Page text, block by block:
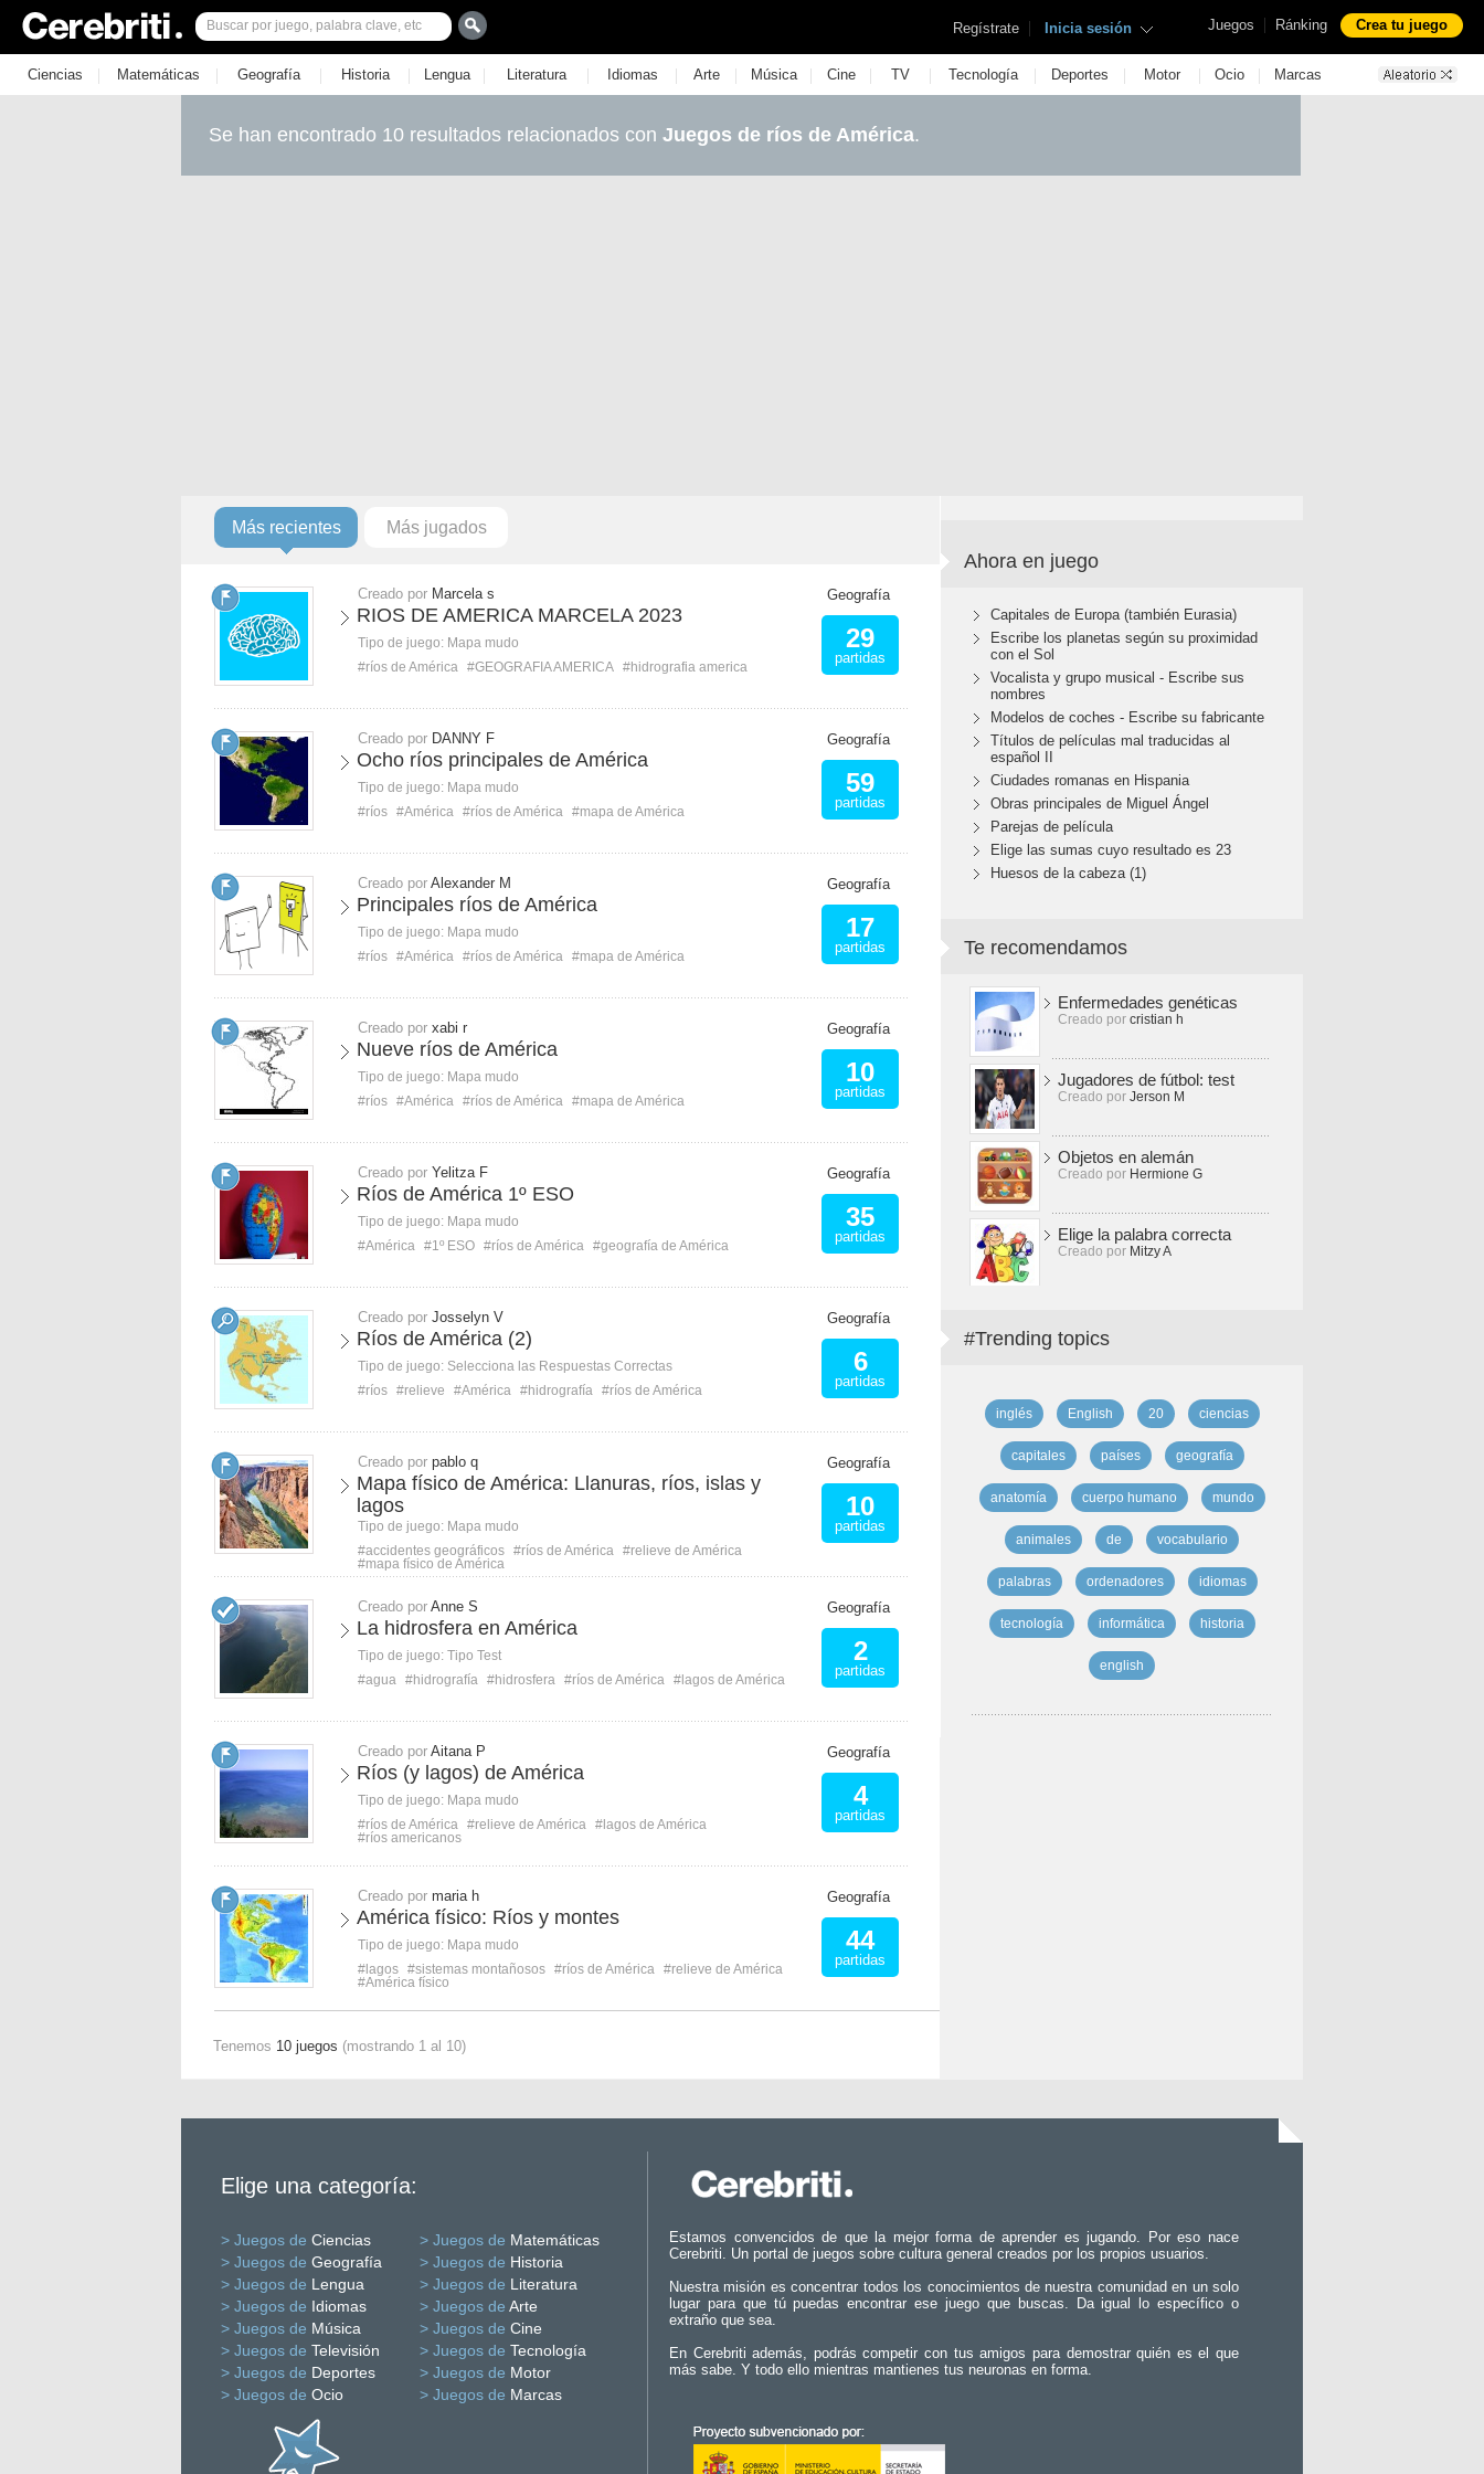
Juegos | Ránking Crea tu juego
Regístrate | Inicia sesión
Ciencias | Matemáticas | Geografía | Historia | Lengua | Literatura | Idiomas | Arte | Música | Cine | TV | Tecnología | Deportes | Motor | Ocio | Marcas
Se han encontrado 10 resultados relacionados con Juegos de ríos de América.
Más recientes Más jugados
Creado por Marcela s
RIOS DE AMERICA MARCELA 2023
Tipo de juego: Mapa mudo
#ríos de América #GEOGRAFIA AMERICA #hidrografia america
Geografía
29
partidas
Creado por DANNY F
Ocho ríos principales de América
Tipo de juego: Mapa mudo
#ríos #América #ríos de América #mapa de América
Geografía
59
partidas
Creado por Alexander M
Principales ríos de América
Tipo de juego: Mapa mudo
#ríos #América #ríos de América #mapa de América
Geografía
17
partidas
Creado por xabi r
Nueve ríos de América
Tipo de juego: Mapa mudo
#ríos #América #ríos de América #mapa de América
Geografía
10
partidas
Creado por Yelitza F
Ríos de América 1º ESO
Tipo de juego: Mapa mudo
#América #1º ESO #ríos de América #geografía de América
Geografía
35
partidas
Creado por Josselyn V
Ríos de América (2)
Tipo de juego: Selecciona las Respuestas Correctas
#ríos #relieve #América #hidrografía #ríos de América
Geografía
6
partidas
Creado por pablo q
Mapa físico de América: Llanuras, ríos, islas y
lagos
Tipo de juego: Mapa mudo
#accidentes geográficos #ríos de América #relieve de América
#mapa físico de América
Geografía
10
partidas
Creado por Anne S
La hidrosfera en América
Tipo de juego: Tipo Test
#agua #hidrografía #hidrosfera #ríos de América #lagos de América
Geografía
2
partidas
Creado por Aitana P
Ríos (y lagos) de América
Tipo de juego: Mapa mudo
#ríos de América #relieve de América #lagos de América
#ríos americanos
Geografía
4
partidas
Creado por maria h
América físico: Ríos y montes
Tipo de juego: Mapa mudo
#lagos #sistemas montañosos #ríos de América #relieve de América
#América físico
Geografía
44
partidas
Tenemos 10 juegos (mostrando 1 al 10)
Ahora en juego
Capitales de Europa (también Eurasia)
Escribe los planetas según su proximidad
con el Sol
Vocalista y grupo musical - Escribe sus
nombres
Modelos de coches - Escribe su fabricante
Títulos de películas mal traducidas al
español II
Ciudades romanas en Hispania
Obras principales de Miguel Ángel
Parejas de película
Elige las sumas cuyo resultado es 23
Huesos de la cabeza (1)
Te recomendamos
Enfermedades genéticas
Creado por cristian h
Jugadores de fútbol: test
Creado por Jerson M
Objetos en alemán
Creado por Hermione G
Elige la palabra correcta
Creado por Mitzy A
#Trending topics
inglés English 20 ciencias
capitales países geografía
anatomía cuerpo humano mundo
animales de vocabulario
palabras ordenadores idiomas
tecnología informática historia
english
Elige una categoría:
> Juegos de Ciencias > Juegos de Matemáticas
> Juegos de Geografía > Juegos de Historia
> Juegos de Lengua > Juegos de Literatura
> Juegos de Idiomas > Juegos de Arte
> Juegos de Música > Juegos de Cine
> Juegos de Televisión > Juegos de Tecnología
> Juegos de Deportes > Juegos de Motor
> Juegos de Ocio > Juegos de Marcas
Estamos convencidos de que la mejor forma de aprender es jugando. Por eso nace
Cerebriti. Un portal de juegos sobre cultura general creados por los propios usuarios.
Nuestra misión es concentrar todos los conocimientos de nuestra comunidad en un solo
lugar para que tú puedas encontrar ese juego que buscas. Da igual lo específico o
extraño que sea.
En Cerebriti además, podrás competir con tus amigos para demostrar quién es el que
más sabe. Y todo ello mientras mantienes tus neuronas en forma.